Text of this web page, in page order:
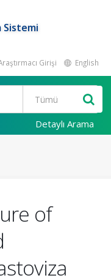
Sistemi
Girişi English
Detaylı Arama
of